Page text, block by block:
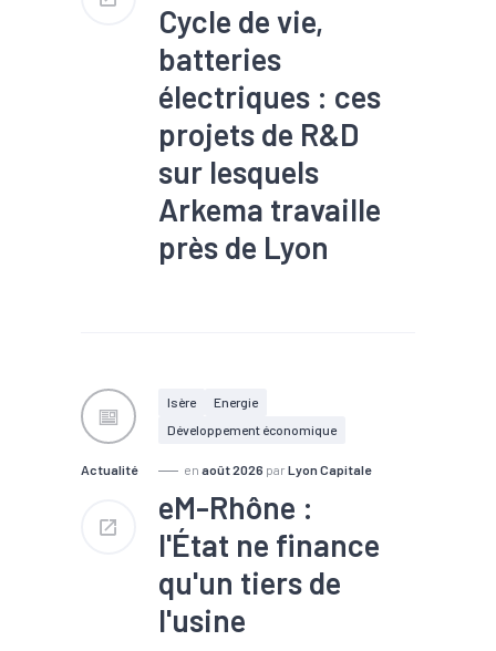
Cycle de vie,
batteries
électriques : ces
projets de R&D
sur lesquels
Arkema travaille
près de Lyon
Pierre-Bénite, au sud de Lyon,
fête ses 20 ans aux mains du
chimiste cette année. Sur le
de recherche sont menés
chaque année afin d'améliorer
les produits proposés et de
rester concurrentiel.
Actualité
Isère
Energie
Développement économique
en août 2026 par Lyon Capitale
eM-Rhône :
l'État ne finance
qu'un tiers de
l'usine